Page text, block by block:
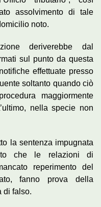
assolvimento di tale
noto.
deriverebbe dal
sul punto da questa
effettuate presso
soltanto quando ciò
maggiormente
nella specie non
la sentenza impugnata
che le relazioni di
reperimento del
fanno prova della
di falso.